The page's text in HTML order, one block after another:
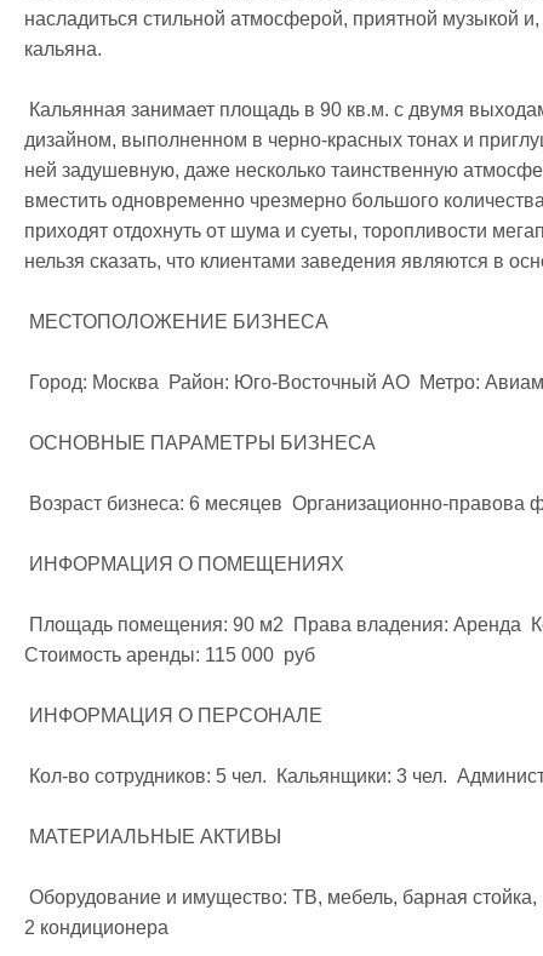
насладиться стильной атмосферой, приятной музыкой
кальяна.
дизайном, выполненном в черно-красных тонах и
ней задушевную, даже несколько таинственную
вместить одновременно чрезмерно большого
приходят отдохнуть от шума и суеты, торопливости
нельзя сказать, что клиентами заведения являются в
Стоимость аренды: 115 000  руб
2 кондиционера